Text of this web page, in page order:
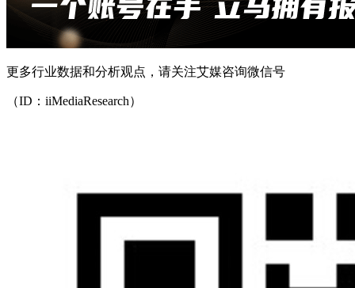
更多行业数据和分析观点，请关注艾媒咨询微信号
（ID：iiMediaResearch）